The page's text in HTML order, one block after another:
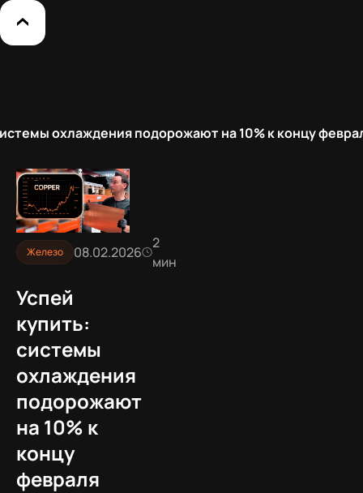
охлаждения подорожают на 10% к концу
Железо 08.02.2026
2
мин
Успей
купить:
системы
охлаждения
подорожают
на 10% к
концу
февраля